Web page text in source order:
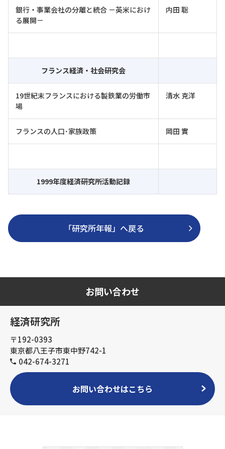
銀行・事業会社の分離と統合 －英米におけ
る展開－
内田 聡
フランス経済・社会研究会
19世紀末フランスにおける製鉄業の労働市
場
清水 克洋
フランスの人口･家族政策 岡田 實
1999年度経済研究所活動記録
「研究所年報」へ戻る
お問い合わせ
経済研究所
〒192-0393
東京都八王子市東中野742-1
042-674-3271
お問い合わせはこちら